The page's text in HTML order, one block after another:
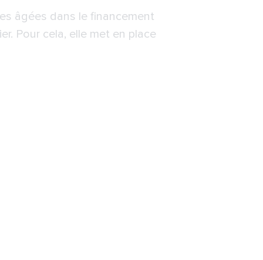
âgées dans le financement
Pour cela, elle met en place